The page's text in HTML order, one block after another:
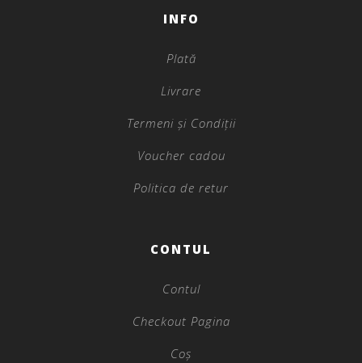
INFO
Plată
Livrare
Termeni și Condiții
Voucher cadou
Politica de retur
CONTUL
Contul
Checkout Pagina
Coș